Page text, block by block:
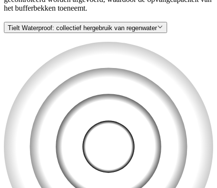
het bufferbekken toeneemt.
Tielt Waterproof: collectief hergebruik van regenwater